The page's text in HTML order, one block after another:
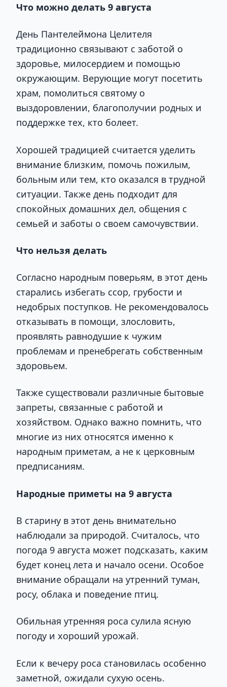
Что можно делать 9 августа
День Пантелеймона Целителя
традиционно связывают с заботой о
здоровье, милосердием и помощью
окружающим. Верующие могут посетить
храм, помолиться святому о
выздоровлении, благополучии родных и
поддержке тех, кто болеет.
Хорошей традицией считается уделить
внимание близким, помочь пожилым,
больным или тем, кто оказался в трудной
ситуации. Также день подходит для
спокойных домашних дел, общения с
семьей и заботы о своем самочувствии.
Что нельзя делать
Согласно народным поверьям, в этот день
старались избегать ссор, грубости и
недобрых поступков. Не рекомендовалось
отказывать в помощи, злословить,
проявлять равнодушие к чужим
проблемам и пренебрегать собственным
здоровьем.
Также существовали различные бытовые
запреты, связанные с работой и
хозяйством. Однако важно помнить, что
многие из них относятся именно к
народным приметам, а не к церковным
предписаниям.
Народные приметы на 9 августа
В старину в этот день внимательно
наблюдали за природой. Считалось, что
погода 9 августа может подсказать, каким
будет конец лета и начало осени. Особое
внимание обращали на утренний туман,
росу, облака и поведение птиц.
Обильная утренняя роса сулила ясную
погоду и хороший урожай.
Если к вечеру роса становилась особенно
заметной, ожидали сухую осень.